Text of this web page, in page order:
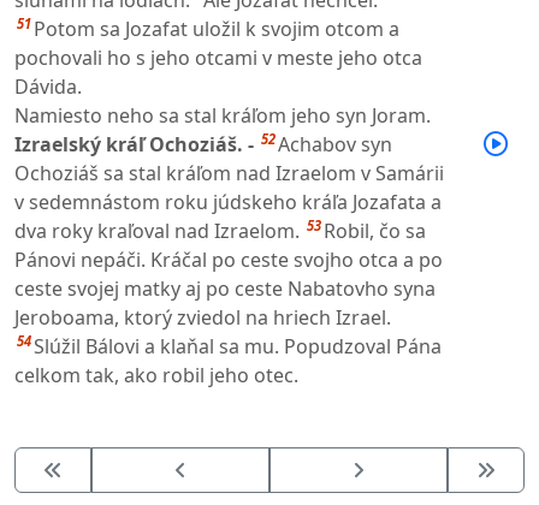
51 Potom sa Jozafat uložil k svojim otcom a
pochovali ho s jeho otcami v meste jeho otca
Dávida.
Namiesto neho sa stal kráľom jeho syn Joram.
Izraelský kráľ Ochoziáš. - 52Achabov syn
Ochoziáš sa stal kráľom nad Izraelom v Samárii
v sedemnástom roku júdskeho kráľa Jozafata a
dva roky kraľoval nad Izraelom. 53 Robil, čo sa
Pánovi nepáči. Kráčal po ceste svojho otca a po
ceste svojej matky aj po ceste Nabatovho syna
Jeroboama, ktorý zviedol na hriech Izrael.
54Slúžil Bálovi a klaňal sa mu. Popudzoval Pána
celkom tak, ako robil jeho otec.